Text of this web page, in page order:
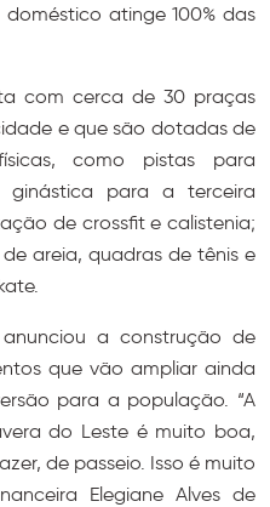
atinge 100% das
com cerca de 30 praças
e que são dotadas de
como pistas para
ginástica para a terceira
de crossfit e calistenia;
areia, quadras de tênis e
a construção de
que vão ampliar ainda
para a população. “A
do Leste é muito boa,
de passeio. Isso é muito
Elegiane Alves de